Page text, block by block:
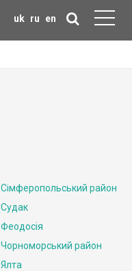
uk ru en
Сімферопольський район
Судак
Феодосія
Чорноморський район
Ялта